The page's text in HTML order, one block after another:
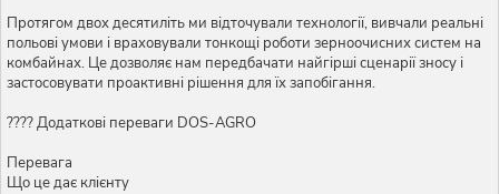
Протягом двох десятиліть ми відточували технології, вивчали реальні
польові умови і враховували тонкощі роботи зерноочисних систем на
комбайнах. Це дозволяє нам передбачати найгірші сценарії зносу і
застосовувати проактивні рішення для їх запобігання.
???? Додаткові переваги DOS-AGRO
Перевага
Що це дає клієнту